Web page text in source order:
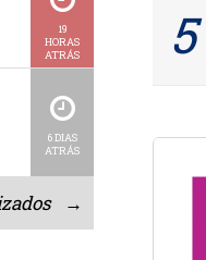
19
HORAS
ATRÁS
6 DIAS
ATRÁS
→